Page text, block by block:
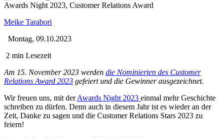
Awards Night 2023, Customer Relations Award
Meike Tarabori
Montag, 09.10.2023
2 min Lesezeit
Am 15. November 2023 werden die Nominierten des Customer
Relations Award 2023 gefeiert und die Gewinner ausgezeichnet.
Wir freuen uns, mit derAwards Night 2023 einmal mehr Geschichte
schreiben zu dürfen. Denn auch in diesem Jahr ist es wieder an der
Zeit, Danke zu sagen und die Customer Relations Stars 2023 zu
feiern!